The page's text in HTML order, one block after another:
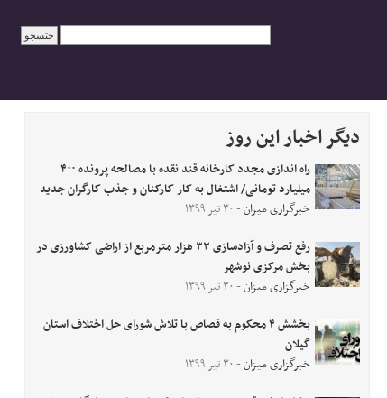
دیگر اخبار این روز
راه اندازی مجدد کارخانه قند نقده با مصالحه پرونده ۴۰۰
میلیارد تومانی/ اشتغال به کار کارکنان و جذب کارگران جدید
خبرگزاری میزان- ۳۰ تیر ۱۳۹۹
رفع تصرف و آزادسازی ۳۳ هزار مترمربع از اراضی کشاورزی در
بخش مرکزی نوشهر
خبرگزاری میزان- ۳۰ تیر ۱۳۹۹
بخشش ۴ محکوم به قصاص با تلاش شورای حل اختلاف استان
گیلان
خبرگزاری میزان- ۳۰ تیر ۱۳۹۹